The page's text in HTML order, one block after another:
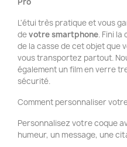
L'étui très pratique et vous
devotre smartphone. Fini
de la casse de cet objet que
vous transportez partout.
également un film en verre
sécurité.
Comment personnaliser
Personnalisez votre coque
humeur, un message, une